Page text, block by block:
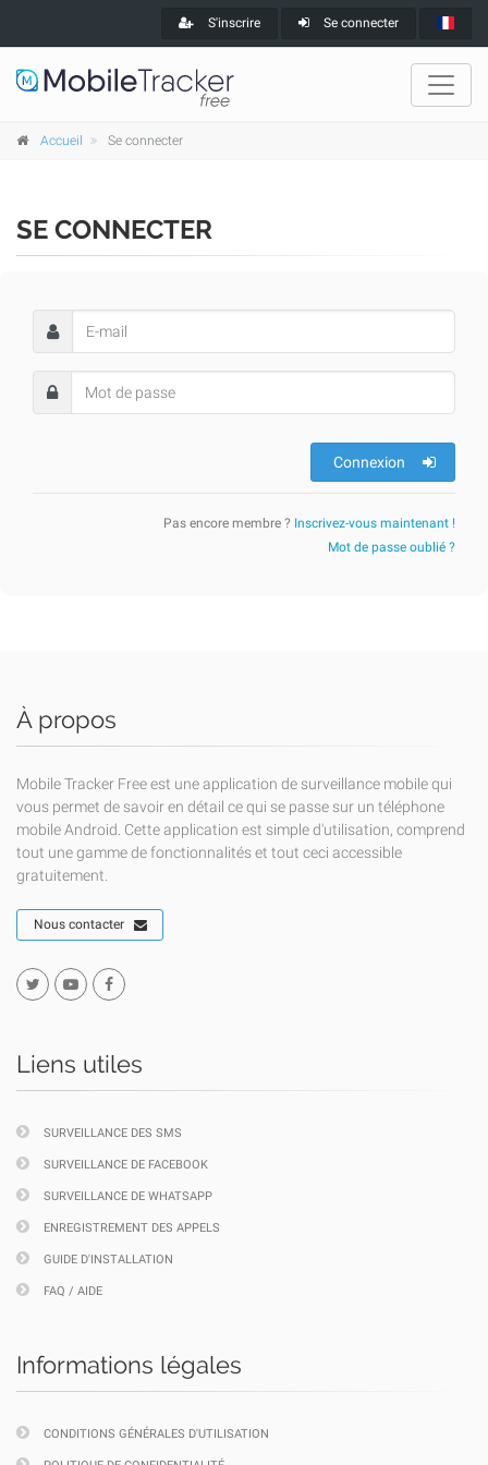
S'inscrire Se connecter
Accueil Se connecter
SE CONNECTER
Connexion
Pas encore membre ? Inscrivez-vous maintenant !
Mot de passe oublié ?
À propos
Mobile Tracker Free est une application de surveillance mobile qui
vous permet de savoir en détail ce qui se passe sur un téléphone
mobile Android. Cette application est simple d'utilisation, comprend
tout une gamme de fonctionnalités et tout ceci accessible
gratuitement.
Nous contacter
Liens utiles
SURVEILLANCE DES SMS
SURVEILLANCE DE FACEBOOK
SURVEILLANCE DE WHATSAPP
ENREGISTREMENT DES APPELS
GUIDE D'INSTALLATION
FAQ / AIDE
Informations légales
CONDITIONS GÉNÉRALES D'UTILISATION